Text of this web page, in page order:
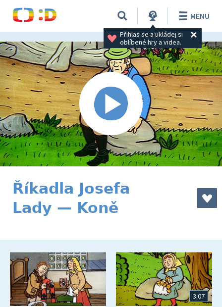
Přihlas se a ukládej si
oblíbené hry a videa.
MENU
Říkadla Josefa
Lady — Koně
3:07